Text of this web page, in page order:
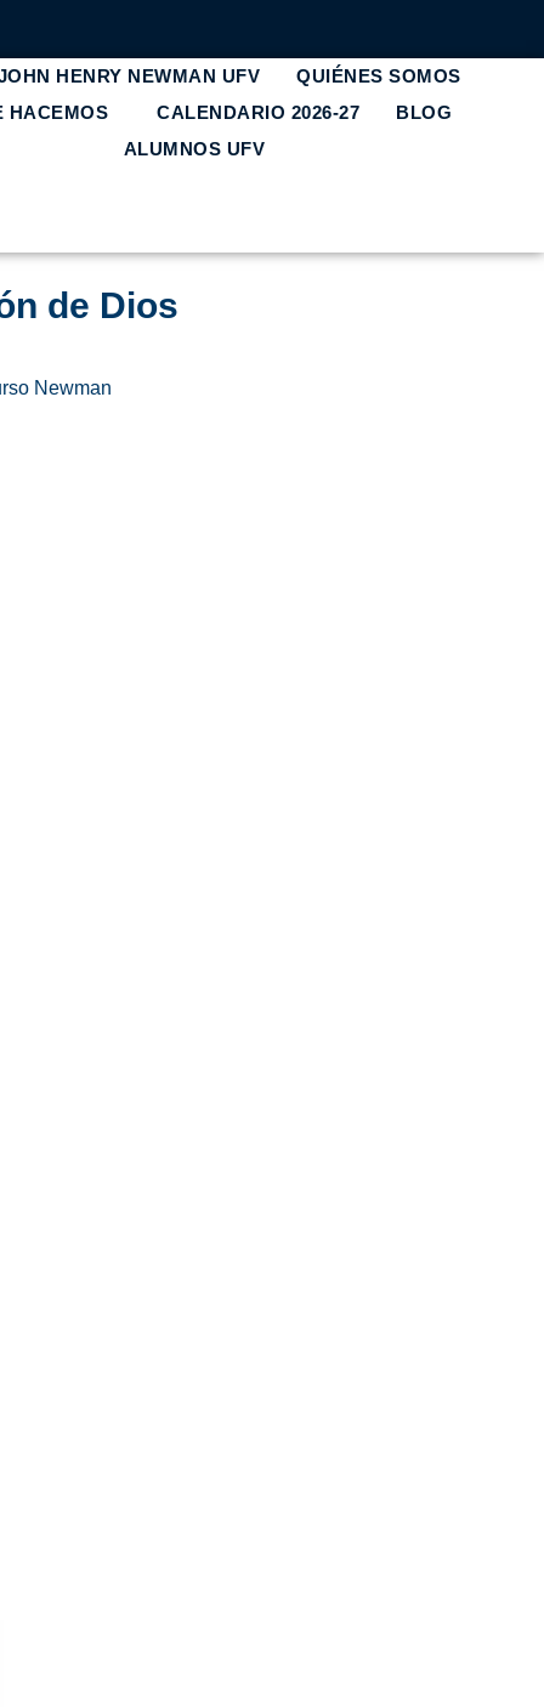
HENRY NEWMAN UFV
QUIÉNES SOMOS
HACEMOS
CALENDARIO 2026-27
BLOG
ALUMNOS UFV
de Dios
Newman